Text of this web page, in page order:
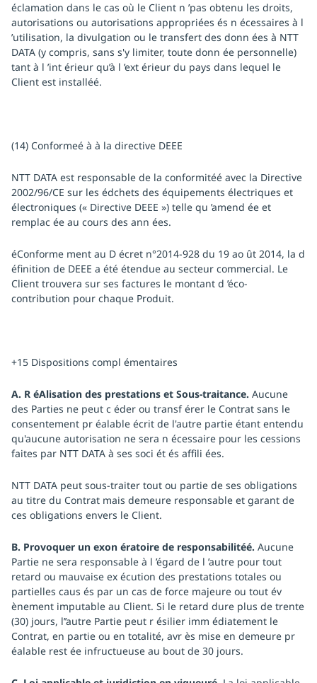
éclamation dans le cas où le Client n ’pas obtenu les droits,
autorisations ou autorisations appropriées és n écessaires à l
’utilisation, la divulgation ou le transfert des donn ées à NTT
DATA (y compris, sans s'y limiter, toute donn ée personnelle)
tant à l ’int érieur qu’à l ’ext érieur du pays dans lequel le
Client est installéé.
(14) Conformeé à à la directive DEEE
NTT DATA est responsable de la conformitéé avec la Directive
2002/96/CE sur les édchets des équipements électriques et
électroniques (« Directive DEEE ») telle qu ’amend ée et
remplac ée au cours des ann ées.
éConforme ment au D écret n°2014-928 du 19 ao ût 2014, la d
éfinition de DEEE a été étendue au secteur commercial. Le
Client trouvera sur ses factures le montant d ’éco-
contribution pour chaque Produit.
+15 Dispositions compl émentaires
A. R éAlisation des prestations et Sous-traitance. Aucune
des Parties ne peut c éder ou transf érer le Contrat sans le
consentement pr éalable écrit de l'autre partie étant entendu
qu'aucune autorisation ne sera n écessaire pour les cessions
faites par NTT DATA à ses soci ét és affili ées.
NTT DATA peut sous-traiter tout ou partie de ses obligations
au titre du Contrat mais demeure responsable et garant de
ces obligations envers le Client.
B. Provoquer un exon ératoire de responsabilitéé. Aucune
Partie ne sera responsable à l ’égard de l ’autre pour tout
retard ou mauvaise ex écution des prestations totales ou
partielles caus és par un cas de force majeure ou tout év
ènement imputable au Client. Si le retard dure plus de trente
(30) jours, l’’autre Partie peut r ésilier imm édiatement le
Contrat, en partie ou en totalité, avr ès mise en demeure pr
éalable rest ée infructueuse au bout de 30 jours.